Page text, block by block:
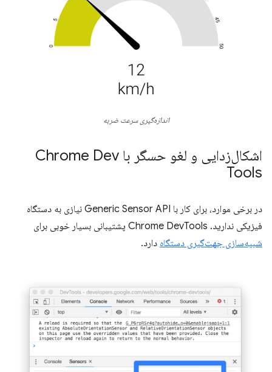
اندازه‌گیری سرعت ضربه
اشکال‌زدایی و لغو حسگر با Chrome Dev
Tools
در برخی موارد، برای کار با Generic Sensor API نیازی به دستگاه
فیزیکی ندارید. Chrome DevTools پشتیبانی بسیار خوبی برای
شبیه‌سازی جهت‌گیری دستگاه دارد.